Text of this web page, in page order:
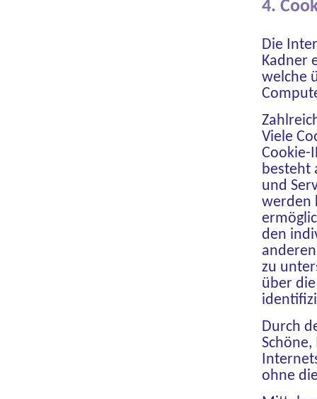
4.
Die
Kadner
welche
Viele
Cookie-
besteht
und
werden
den
zu
über
Durch
ohne